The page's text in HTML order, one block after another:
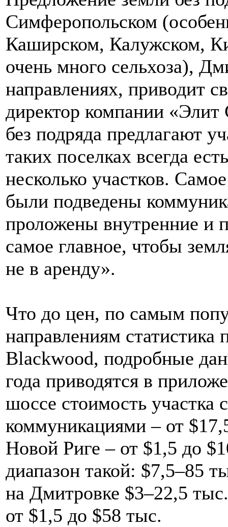
Симферопольском
Каширском, Калужском,
очень много сельхоза),
направлениях, приводит
директор компании
без подряда предлагают
таких поселках всегда
несколько участков.
были подведены
проложены внутренние и
самое главное, чтобы
не в аренду».
Что до цен, по самым
направлениям статистика
Blackwood, подробные
года приводятся в
шоссе стоимость участка
коммуникациями – от
Новой Риге – от $1,5 до
диапазон такой: $7,5–85
на Дмитровке $3–22,5
от $1,5 до $58 тыс.